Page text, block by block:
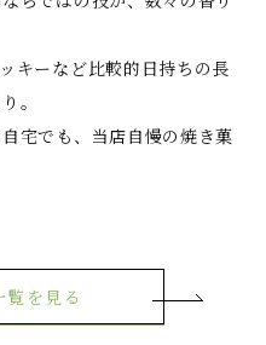
キーなど比較的日持ちの長
。
宅でも、当店自慢の焼き菓
を見る